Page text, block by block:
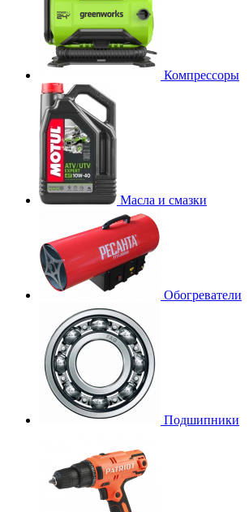
Компрессоры
Масла и смазки
Обогреватели
Подшипники